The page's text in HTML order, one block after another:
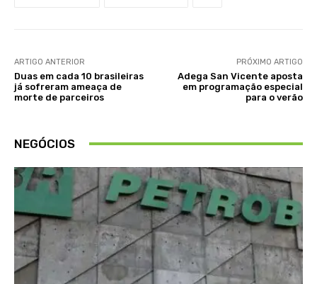
ARTIGO ANTERIOR
Duas em cada 10 brasileiras
já sofreram ameaça de
morte de parceiros
PRÓXIMO ARTIGO
Adega San Vicente aposta
em programação especial
para o verão
NEGÓCIOS